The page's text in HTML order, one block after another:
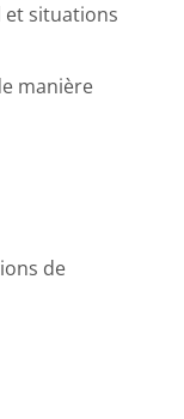
et situations
manière
de